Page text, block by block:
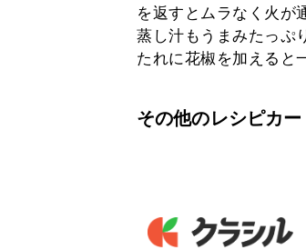
を返すとムラなく火が
蒸し汁もうまみたっぷ
たれに花椒を加えると
その他のレシピカー